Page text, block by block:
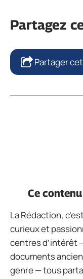
Partagez
Partager
Ce
La Rédaction,
curieux et
centres d’intérêt
documents
genre — tous